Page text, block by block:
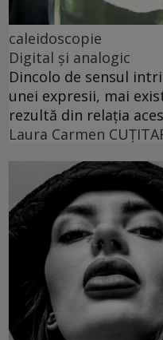
caleidoscopie
Digital și analogic
Dincolo de sensul
unei expresii, mai
rezultă din relația
Laura Carmen